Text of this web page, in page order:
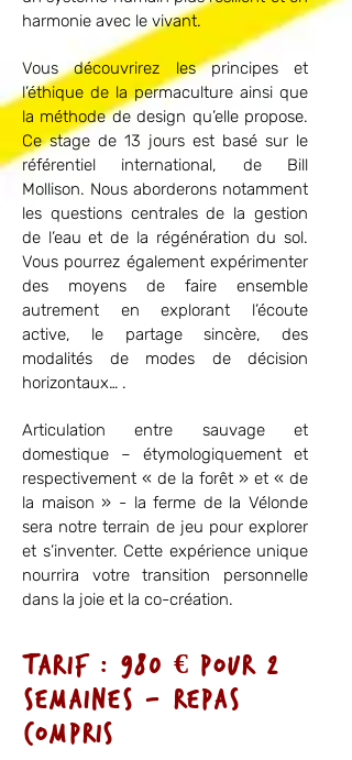
harmonie avec le vivant.
Vous découvrirez les principes et
l’éthique de la permaculture ainsi que
la méthode de design qu’elle propose.
Ce stage de 13 jours est basé sur le
référentiel international, de Bill
Mollison. Nous aborderons notamment
les questions centrales de la gestion
de l’eau et de la régénération du sol.
Vous pourrez également expérimenter
des moyens de faire ensemble
autrement en explorant l’écoute
active, le partage sincère, des
modalités de modes de décision
horizontaux… .
Articulation entre sauvage et
domestique – étymologiquement et
respectivement « de la forêt » et « de
la maison » - la ferme de la Vélonde
sera notre terrain de jeu pour explorer
et s’inventer. Cette expérience unique
nourrira votre transition personnelle
dans la joie et la co-création.
Tarif : 980 € pour 2
semaines - repas
compris